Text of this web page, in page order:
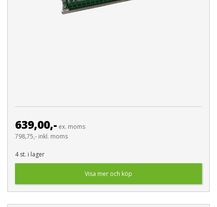
639,00,- ex. moms
798,75,- inkl. moms
4 st. i lager
Visa mer och köp